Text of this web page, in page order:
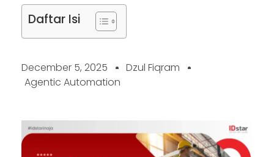
Daftar Isi
December 5, 2025
Dzul Fiqram
Agentic Automation